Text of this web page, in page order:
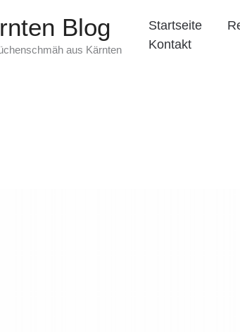
Blog
aus Kärnten
Startseite
Kontakt